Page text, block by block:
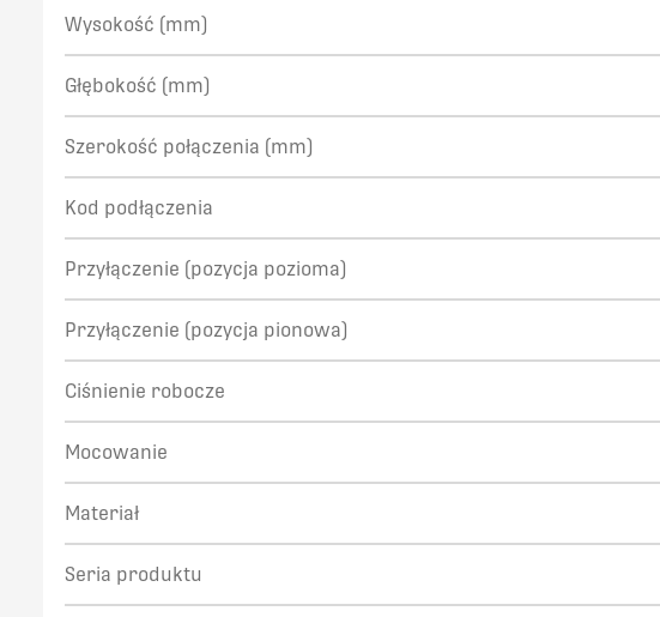
Wysokość (mm)
Głębokość (mm)
Szerokość połączenia (mm)
Kod podłączenia
Przyłączenie (pozycja pozioma)
Przyłączenie (pozycja pionowa)
Ciśnienie robocze
Mocowanie
Materiał
Seria produktu